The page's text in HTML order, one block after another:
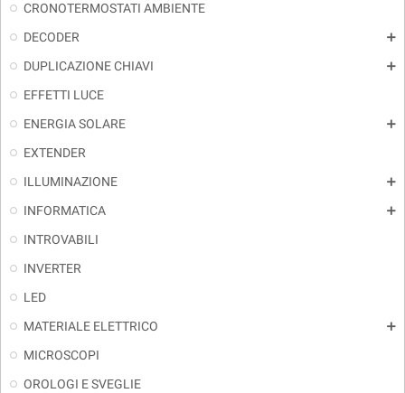
CRONOTERMOSTATI AMBIENTE
DECODER
add
DUPLICAZIONE CHIAVI add
EFFETTI LUCE
ENERGIA SOLARE
add
EXTENDER
ILLUMINAZIONE
add
INFORMATICA add
INTROVABILI
INVERTER
LED
MATERIALE ELETTRICO
add
MICROSCOPI
OROLOGI E SVEGLIE